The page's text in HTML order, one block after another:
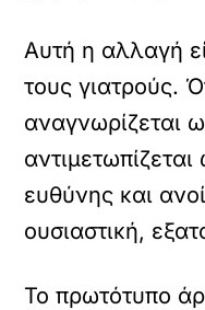
Αυτή η αλλαγή
τους γιατρούς.
αναγνωρίζεται
ευθύνης και
ουσιαστική,
Το πρωτότυπο